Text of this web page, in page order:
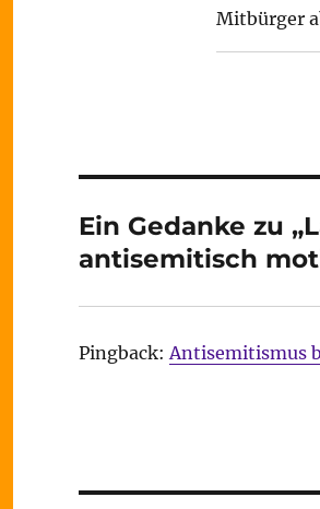
Mitbürger
Ein Gedanke zu
antisemitisch
Pingback:Antisemitismus